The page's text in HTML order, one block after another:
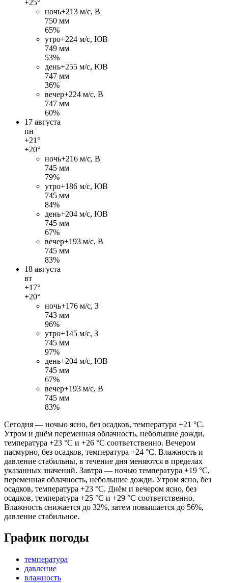
+25°
ночь+213 м/c, В
750 мм
65%
утро+224 м/c, ЮВ
749 мм
53%
день+255 м/c, ЮВ
747 мм
36%
вечер+224 м/c, В
747 мм
60%
17 августа
пн
+21°
+20°
ночь+216 м/c, В
745 мм
79%
утро+186 м/c, ЮВ
745 мм
84%
день+204 м/c, ЮВ
745 мм
67%
вечер+193 м/c, В
745 мм
83%
18 августа
вт
+17°
+20°
ночь+176 м/c, З
743 мм
96%
утро+145 м/c, З
745 мм
97%
день+204 м/c, ЮВ
745 мм
67%
вечер+193 м/c, В
745 мм
83%
Сегодня — ночью ясно, без осадков, температура +21 °C.
Утром и днём переменная облачность, небольшие дожди,
температура +23 °C и +26 °C соответственно. Вечером
пасмурно, без осадков, температура +24 °C. Влажность и
давление стабильны, в течение дня меняются в пределах
указанных значений. Завтра — ночью температура +19 °C,
переменная облачность, небольшие дожди. Утром ясно, без
осадков, температура +23 °C. Днём и вечером ясно, без
осадков, температура +25 °C и +29 °C соответственно.
Влажность снижается до 32%, затем повышается до 56%,
давление стабильное.
График погоды
температура
давление
влажность